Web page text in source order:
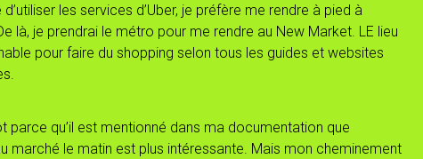
d’utiliser les services d’Uber, je préfère me rendre à pied à
là, je prendrai le métro pour me rendre au New Market. LE lieu
pour faire du shopping selon tous les guides et websites
parce qu’il est mentionné dans ma documentation que
marché le matin est plus intéressante. Mais mon cheminement